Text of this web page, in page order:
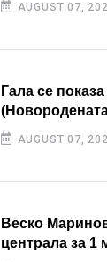
AUGUST 07,
Гала се
AUGUST 07,
Веско
централа за 1